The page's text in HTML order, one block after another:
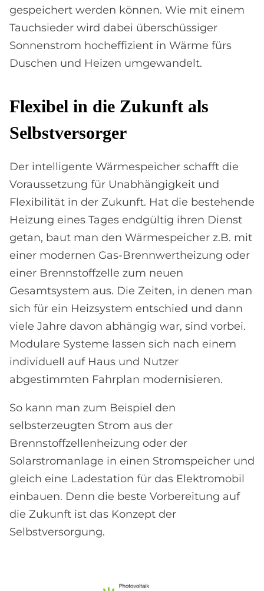
gespeichert werden können. Wie mit einem
Tauchsieder wird dabei überschüssiger
Sonnenstrom hocheffizient in Wärme fürs
Duschen und Heizen umgewandelt.
Fle­xi­bel in die Zu­kun­ft als
Selbst­ver­sor­ger
Der intelligente Wärmespeicher schafft die
Voraussetzung für Unabhängigkeit und
Flexibilität in der Zukunft. Hat die bestehende
Heizung eines Tages endgültig ihren Dienst
getan, baut man den Wärmespeicher z.B. mit
einer modernen Gas-Brennwertheizung oder
einer Brennstoffzelle zum neuen
Gesamtsystem aus. Die Zeiten, in denen man
sich für ein Heizsystem entschied und dann
viele Jahre davon abhängig war, sind vorbei.
Modulare Systeme lassen sich nach einem
individuell auf Haus und Nutzer
abgestimmten Fahrplan modernisieren.
So kann man zum Beispiel den
selbsterzeugten Strom aus der
Brennstoffzellenheizung oder der
Solarstromanlage in einen Stromspeicher und
gleich eine Ladestation für das Elektromobil
einbauen. Denn die beste Vorbereitung auf
die Zukunft ist das Konzept der
Selbstversorgung.